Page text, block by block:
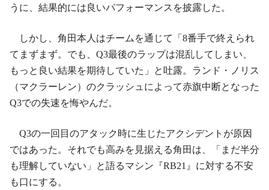
うに、結果的には良いパフォーマンスを披露した。
しかし、角田本人はチームを通じて「8番手で終えられ
てまずまず。でも、Q3最後のラップは混乱してしまい、
もっと良い結果を期待していた」と吐露。ランド・ノリス
（マクラーレン）のクラッシュによって赤旗中断となった
Q3での失速を悔やんだ。
Q3の一回目のアタック時に生じたアクシデントが原因
ではあった。それでも高みを見据える角田は、「まだ半分
も理解していない」と語るマシン『RB21』に対する不安
も口にする。